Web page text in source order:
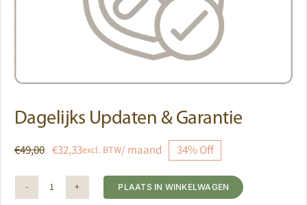
Dagelijks Updaten & Garantie
€49,00
Oorspronkelijke
prijs
was:
€32,33
Huidige
prijs
excl. BTW/ maand 34% Off
Dagelijks
PLAATS IN WINKELWAGEN